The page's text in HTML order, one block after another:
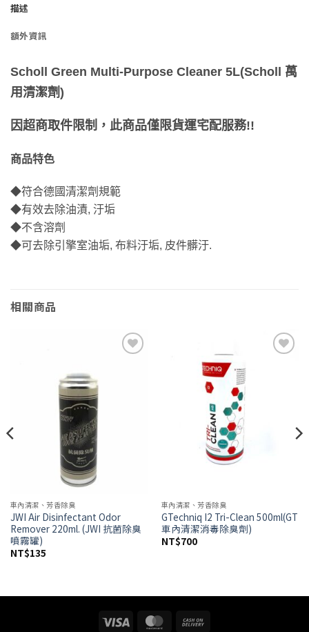
描述
額外資訊
Scholl Green Multi-Purpose Cleaner 5L(Scholl 萬
用清潔劑)
因超商取件限制，此商品僅限貨運宅配服務!!
商品特色
◆符合德國清潔劑規範
◆有效去除油漬, 汙垢
◆不含溶劑
◆可去除引擎室油垢, 布料汙垢, 皮件髒汙.
相關商品
車內清潔、芳香除臭
JWI Air Disinfectant Odor
Remover 220ml. (JWI 抗菌除臭
噴霧罐)
NT$135
車內清潔、芳香除臭
GTechniq I2 Tri-Clean 500ml(GT
車內清潔消毒除臭劑)
NT$700
Visa MasterCard